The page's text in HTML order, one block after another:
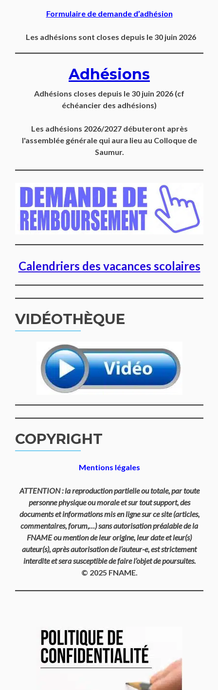
Formulaire de demande d’adhésion
Les adhésions sont closes depuis le 30 juin 2026
Adhésions
Adhésions closes depuis le 30 juin 2026 (cf
échéancier des adhésions)
Les adhésions 2026/2027 débuteront après
l'assemblée générale qui aura lieu au Colloque de
Saumur.
Calendriers des vacances scolaires
VIDÉOTHÈQUE
COPYRIGHT
Mentions légales
ATTENTION : la reproduction partielle ou totale, par toute
personne physique ou morale et sur tout support, des
documents et informations mis en ligne sur ce site (articles,
commentaires, forum,…) sans autorisation préalable de la
FNAME ou mention de leur origine, leur date et leur(s)
auteur(s), après autorisation de l’auteur-e, est strictement
interdite et sera susceptible de faire l’objet de poursuites.
© 2025 FNAME.